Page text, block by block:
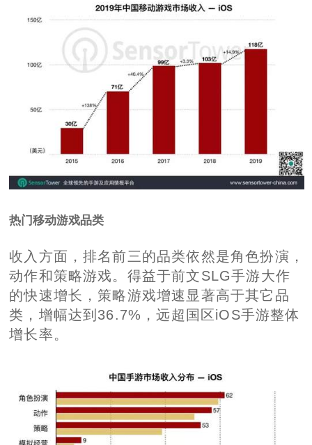
热门移动游戏品类
收入方面，排名前三的品类依然是角色扮演，
动作和策略游戏。得益于前文SLG手游大作
的快速增长，策略游戏增速显著高于其它品
类，增幅达到36.7%，远超国区iOS手游整体
增长率。